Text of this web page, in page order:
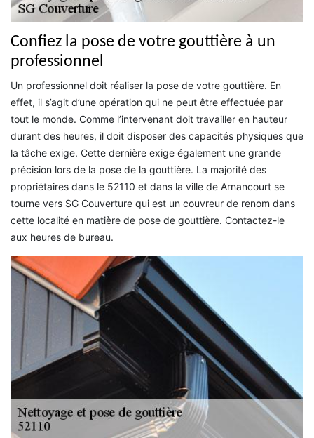
Confiez la pose de votre gouttière à un
professionnel
Un professionnel doit réaliser la pose de votre gouttière. En
effet, il s’agit d’une opération qui ne peut être effectuée par
tout le monde. Comme l’intervenant doit travailler en hauteur
durant des heures, il doit disposer des capacités physiques que
la tâche exige. Cette dernière exige également une grande
précision lors de la pose de la gouttière. La majorité des
propriétaires dans le 52110 et dans la ville de Arnancourt se
tourne vers SG Couverture qui est un couvreur de renom dans
cette localité en matière de pose de gouttière. Contactez-le
aux heures de bureau.